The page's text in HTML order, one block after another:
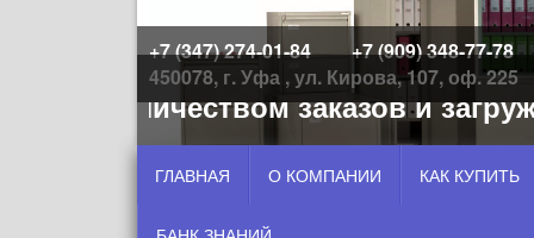
+7 (347) 274-01-84
+7 (909) 348-77-78
450078, г. Уфа , ул. Кирова, 107, оф. 225
количеством заказов и
ГЛАВНАЯ О КОМПАНИИ КАК КУПИТЬ